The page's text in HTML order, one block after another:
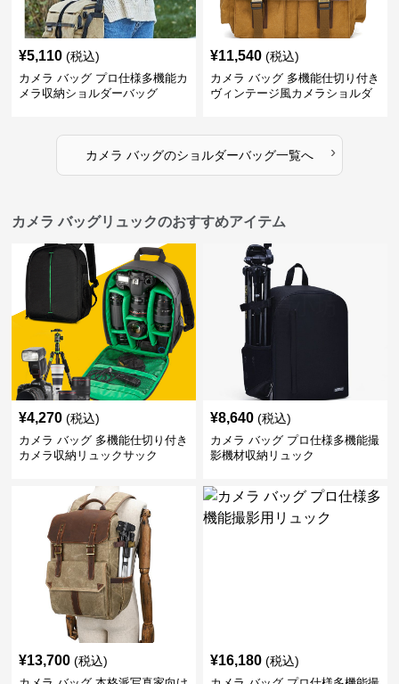
¥5,110 (税込)
カメラ バッグ プロ仕様多機能カ
メラ収納ショルダーバッグ
¥11,540 (税込)
カメラ バッグ 多機能仕切り付き
ヴィンテージ風カメラショルダ
カメラ バッグのショルダーバッグ一覧へ ›
カメラ バッグリュックのおすすめアイテム
¥4,270 (税込)
カメラ バッグ 多機能仕切り付き
カメラ収納リュックサック
¥8,640 (税込)
カメラ バッグ プロ仕様多機能撮
影機材収納リュック
¥13,700 (税込) ¥16,180 (税込)